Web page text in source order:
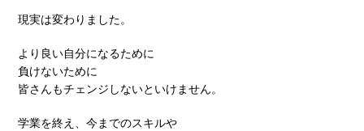
現実は変わりました。
より良い自分になるために
負けないために
皆さんもチェンジしないといけません。
学業を終え、今までのスキルや